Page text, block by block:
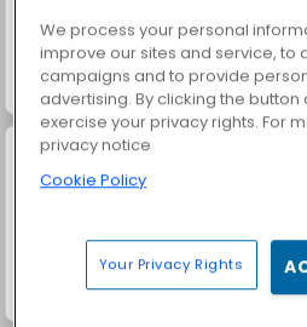
Juice Merge
We process your personal
improve our sites and service, to
campaigns and to provide
advertising. By clicking the button
exercise your privacy rights. For
privacy notice
Cookie Policy
Your Privacy Rights